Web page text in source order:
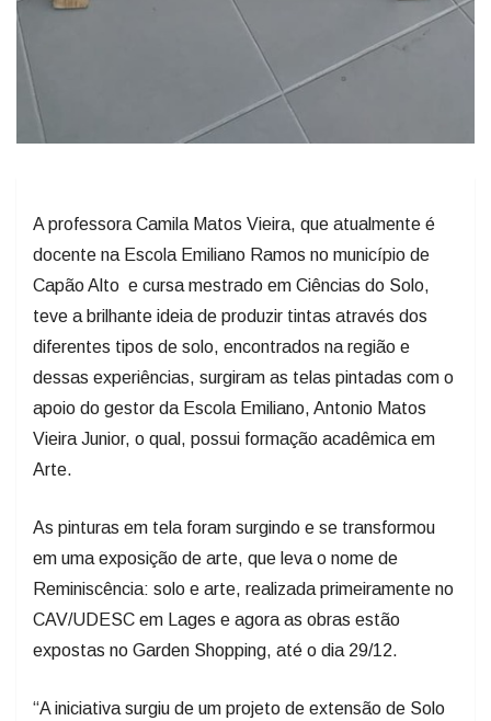
A professora Camila Matos Vieira, que atualmente é
docente na Escola Emiliano Ramos no município de
Capão Alto e cursa mestrado em Ciências do Solo,
teve a brilhante ideia de produzir tintas através dos
diferentes tipos de solo, encontrados na região e
dessas experiências, surgiram as telas pintadas com o
apoio do gestor da Escola Emiliano, Antonio Matos
Vieira Junior, o qual, possui formação acadêmica em
Arte.
As pinturas em tela foram surgindo e se transformou
em uma exposição de arte, que leva o nome de
Reminiscência: solo e arte, realizada primeiramente no
CAV/UDESC em Lages e agora as obras estão
expostas no Garden Shopping, até o dia 29/12.
“A iniciativa surgiu de um projeto de extensão de Solo